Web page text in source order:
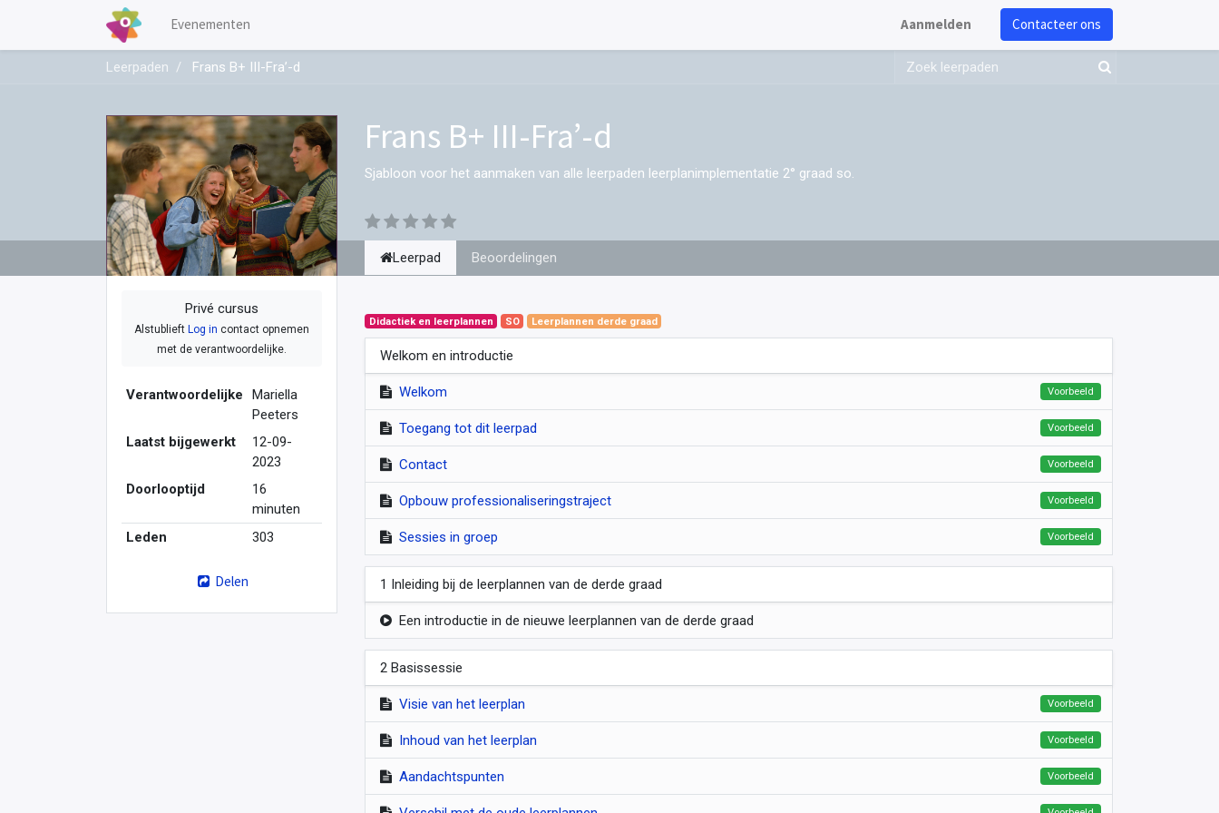
Evenementen Aanmelden Contacteer ons
Leerpaden Frans B+ III-Fra’-d
Frans B+ III-Fra’-d
Sjabloon voor het aanmaken van alle leerpaden leerplanimplementatie 2° graad so.
Privé cursus
Alstublieft Log in contact opnemen
met de verantwoordelijke.
Verantwoordelijke
Mariella
Peeters
Laatst bijgewerkt
12-09-
2023
Doorlooptijd
16
minuten
Leden
303
Delen
Leerpad Beoordelingen
Didactiek en leerplannen SO Leerplannen derde graad
Welkom en introductie
Welkom Voorbeeld
Toegang tot dit leerpad Voorbeeld
Contact Voorbeeld
Opbouw professionaliseringstraject Voorbeeld
Sessies in groep Voorbeeld
1 Inleiding bij de leerplannen van de derde graad
Een introductie in de nieuwe leerplannen van de derde graad
2 Basissessie
Visie van het leerplan Voorbeeld
Inhoud van het leerplan Voorbeeld
Aandachtspunten Voorbeeld